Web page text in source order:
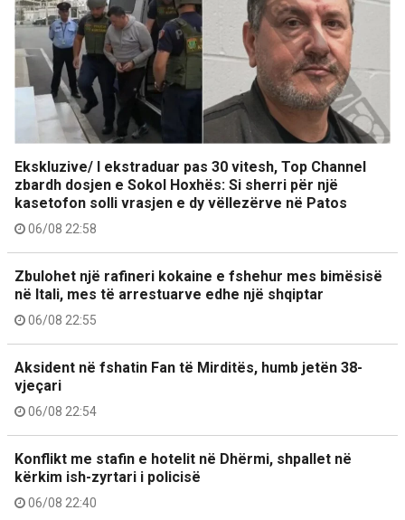
Ekskluzive/ I ekstraduar pas 30 vitesh, Top Channel
zbardh dosjen e Sokol Hoxhës: Si sherri për një
kasetofon solli vrasjen e dy vëllezërve në Patos
06/08 22:58
Zbulohet një rafineri kokaine e fshehur mes bimësisë
në Itali, mes të arrestuarve edhe një shqiptar
06/08 22:55
Aksident në fshatin Fan të Mirditës, humb jetën 38-
vjeçari
06/08 22:54
Konflikt me stafin e hotelit në Dhërmi, shpallet në
kërkim ish-zyrtari i policisë
06/08 22:40